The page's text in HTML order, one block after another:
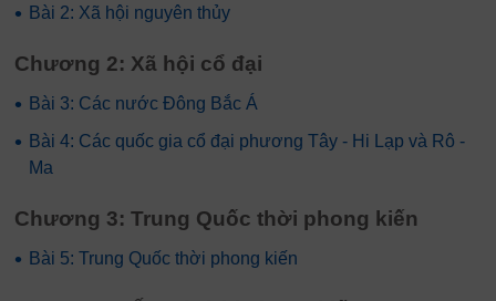
• Bài 2: Xã hội nguyên thủy
Chương 2: Xã hội cổ đại
• Bài 3: Các nước Đông Bắc Á
• Bài 4: Các quốc gia cổ đại phương Tây - Hi Lạp và Rô -
Ma
Chương 3: Trung Quốc thời phong kiến
• Bài 5: Trung Quốc thời phong kiến